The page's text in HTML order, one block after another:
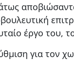
έργο του,
για τον